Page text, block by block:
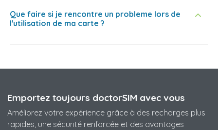
Que faire si je rencontre un probleme lors de
l'utilisation de ma carte ?
Emportez toujours doctorSIM avec vous
Améliorez votre expérience grâce à des recharges plus
rapides, une sécurité renforcée et des avantages